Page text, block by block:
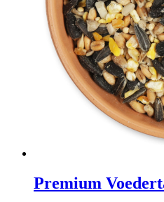
Premium